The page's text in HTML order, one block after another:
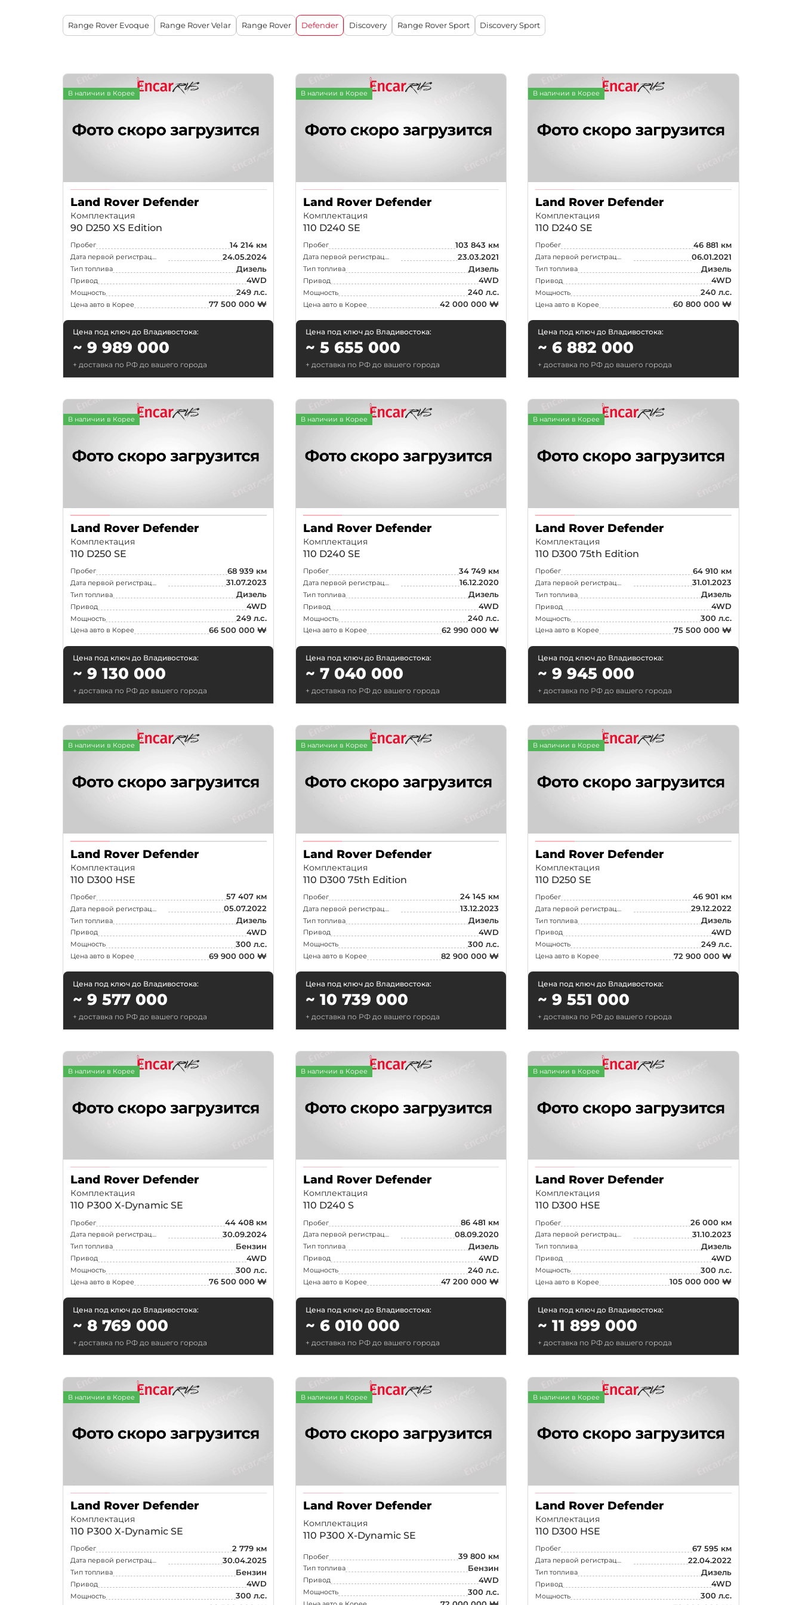
Bentley
BYD
DFSK
Chevrolet
Citroen / DS
Dodge
Ferrari
Fiat
Ford
GMC
Jeep
Lamborghini
Maserati
McLaren
Porsche
Rolls-Royce
Suzuki
Tesla
Toyota
130 P400 Outbound
(1)
Range Rover Evoque Range Rover Velar Range Rover Defender Discovery Range Rover Sport Discovery Sport
В наличии в Корее
Land Rover Defender
Комплектация
90 D250 XS Edition
Пробег 14 214 км
Дата первой регистрации 24.05.2024
Тип топлива Дизель
Привод 4WD
Мощность 249 л.с.
Цена авто в Корее 77 500 000 ₩
Цена под ключ до Владивостока:
~ 9 989 000
+ доставка по РФ до вашего города
В наличии в Корее
Land Rover Defender
Комплектация
110 D240 SE
Пробег 103 843 км
Дата первой регистрации 23.03.2021
Тип топлива Дизель
Привод 4WD
Мощность 240 л.с.
Цена авто в Корее 42 000 000 ₩
Цена под ключ до Владивостока:
~ 5 655 000
+ доставка по РФ до вашего города
В наличии в Корее
Land Rover Defender
Комплектация
110 D240 SE
Пробег 46 881 км
Дата первой регистрации 06.01.2021
Тип топлива Дизель
Привод 4WD
Мощность 240 л.с.
Цена авто в Корее 60 800 000 ₩
Цена под ключ до Владивостока:
~ 6 882 000
+ доставка по РФ до вашего города
В наличии в Корее
Land Rover Defender
Комплектация
110 D250 SE
Пробег 68 939 км
Дата первой регистрации 31.07.2023
Тип топлива Дизель
Привод 4WD
Мощность 249 л.с.
Цена авто в Корее 66 500 000 ₩
Цена под ключ до Владивостока:
~ 9 130 000
+ доставка по РФ до вашего города
В наличии в Корее
Land Rover Defender
Комплектация
110 D240 SE
Пробег 34 749 км
Дата первой регистрации 16.12.2020
Тип топлива Дизель
Привод 4WD
Мощность 240 л.с.
Цена авто в Корее 62 990 000 ₩
Цена под ключ до Владивостока:
~ 7 040 000
+ доставка по РФ до вашего города
В наличии в Корее
Land Rover Defender
Комплектация
110 D300 75th Edition
Пробег 64 910 км
Дата первой регистрации 31.01.2023
Тип топлива Дизель
Привод 4WD
Мощность 300 л.с.
Цена авто в Корее 75 500 000 ₩
Цена под ключ до Владивостока:
~ 9 945 000
+ доставка по РФ до вашего города
В наличии в Корее
Land Rover Defender
Комплектация
110 D300 HSE
Пробег 57 407 км
05.07.2022
Тип топлива Дизель
Привод 4WD
Мощность 300 л.с.
Цена авто в Корее 69 900 000 ₩
Цена под ключ до Владивостока:
~ 9 577 000
+ доставка по РФ до вашего города
В наличии в Корее
Land Rover Defender
Комплектация
110 D300 75th Edition
Пробег 24 145 км
13.12.2023
Тип топлива Дизель
Привод 4WD
Мощность 300 л.с.
Цена авто в Корее 82 900 000 ₩
Цена под ключ до Владивостока:
~ 10 739 000
+ доставка по РФ до вашего города
В наличии в Корее
Land Rover Defender
Комплектация
110 D250 SE
Пробег 46 901 км
29.12.2022
Тип топлива Дизель
Привод 4WD
Мощность 249 л.с.
Цена авто в Корее 72 900 000 ₩
Цена под ключ до Владивостока:
~ 9 551 000
+ доставка по РФ до вашего города
В наличии в Корее
Land Rover Defender
Комплектация
110 P300 X-Dynamic SE
Пробег 44 408 км
Дата первой регистрации 30.09.2024
Тип топлива Бензин
Привод 4WD
Мощность 300 л.с.
Цена авто в Корее 76 500 000 ₩
Цена под ключ до Владивостока:
~ 8 769 000
+ доставка по РФ до вашего города
В наличии в Корее
Land Rover Defender
Комплектация
110 D240 S
Пробег 86 481 км
Дата первой регистрации 08.09.2020
Тип топлива Дизель
Привод 4WD
Мощность 240 л.с.
Цена авто в Корее 47 200 000 ₩
Цена под ключ до Владивостока:
~ 6 010 000
+ доставка по РФ до вашего города
В наличии в Корее
Land Rover Defender
Комплектация
110 D300 HSE
Пробег 26 000 км
Дата первой регистрации 31.10.2023
Тип топлива Дизель
Привод 4WD
Мощность 300 л.с.
Цена авто в Корее 105 000 000 ₩
Цена под ключ до Владивостока:
~ 11 899 000
+ доставка по РФ до вашего города
В наличии в Корее
Land Rover Defender
Комплектация
110 P300 X-Dynamic SE
Пробег 2 779 км
Дата первой регистрации 30.04.2025
Тип топлива Бензин
Привод 4WD
Мощность 300 л.с.
В наличии в Корее
Land Rover Defender
Комплектация
110 P300 X-Dynamic SE
Пробег 39 800 км
Тип топлива Бензин
Привод 4WD
Мощность 300 л.с.
В наличии в Корее
Land Rover Defender
Комплектация
110 D300 HSE
Пробег 67 595 км
Дата первой регистрации 22.04.2022
Тип топлива Дизель
Привод 4WD
Мощность 300 л.с.
Выберите или найдитесвой город
Поиск
Екатеринбург
Казань
Красноярск
Омск
Воронеж
Пермь
Махачкала
Ижевск
Хабаровск Владивосток